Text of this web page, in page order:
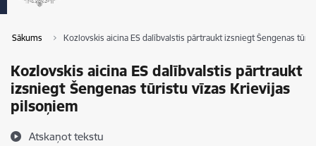
Sākums Kozlovskis aicina ES dalībvalstis pārtraukt izsniegt Šengenas
Kozlovskis aicina ES dalībvalstis pārtraukt
izsniegt Šengenas tūristu vīzas Krievijas
pilsoņiem
Atskaņot tekstu